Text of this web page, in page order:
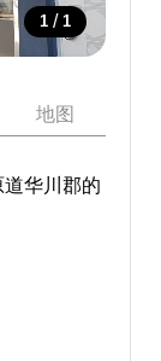
1 / 1
地图
华川郡的